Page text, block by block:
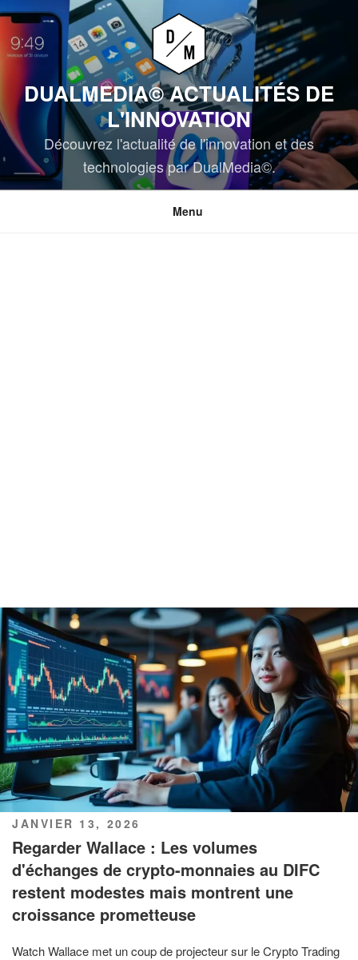
Aller
au
contenu
DUALMEDIA© ACTUALITÉS DE
L'INNOVATION
Découvrez l'actualité de l'innovation et des
technologies par DualMedia©.
Menu
PUBLIÉ
LE
JANVIER 13, 2026
Regarder Wallace : Les volumes
d'échanges de crypto-monnaies au DIFC
restent modestes mais montrent une
croissance prometteuse
Watch Wallace met un coup de projecteur sur le Crypto Trading